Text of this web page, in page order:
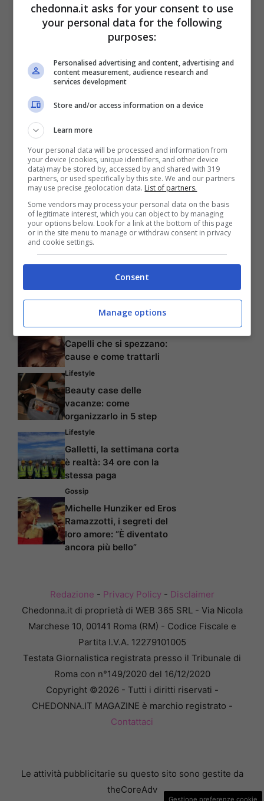
clicca su successiva per vedere tutte le
altre ragazze
Pagine:
Articoli recenti
Bellezza
Ritmi frenetici e pelle:
come proteggere il viso
Bellezza
prevenire la secchezza
della pelle
Capelli
Capelli che si spezzano:
cause e come trattarli
Lifestyle
Beauty case delle
vacanze: come
organizzarlo in 5 step
Lifestyle
Galletti, la settimana corta
è realtà: 34 ore con la
stessa paga
Gossip
Michelle Hunziker ed Eros
Ramazzotti, i segreti del
loro amore: “È diventato
ancora più bello”
Redazione - Privacy Policy- Disclaimer
Chedonna.it di proprietà di WEB 365 SRL - Via Nicola
Marchese 10, 00141 Roma (RM) - Codice Fiscale e
Partita I.V.A. 12279101005
Testata Giornalistica registrata presso il Tribunale di
Roma con n°149/2020 del 16/12/2020
Copyright ©2026 - Tutti i diritti riservati -
CHEDONNA.IT MAGAZINE è marchio registrato -
Contattaci
Le attività pubblicitarie su questo sito sono gestite da
theCoreAdv
Gestione preferenze cookie
chedonna.it asks for your consent to use
your personal data for the following
purposes:
Personalised advertising and content, advertising and
content measurement, audience research and
services development
Store and/or access information on a device
Learn more
Your personal data will be processed and information from
your device (cookies, unique identifiers, and other device
data) may be stored by, accessed by and shared with 319
partners, or used specifically by this site. We and our partners
may use precise geolocation data. List of partners.
Some vendors may process your personal data on the basis
of legitimate interest, which you can object to by managing
your options below. Look for a link at the bottom of this page
or in the site menu to manage or withdraw consent in privacy
and cookie settings.
Consent
Manage options